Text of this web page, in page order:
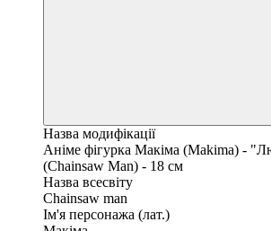
Назва модифікації
Аніме фігурка Макіма (Makima) -
(Chainsaw Man) - 18 см
Назва всесвіту
Chainsaw man
Ім'я персонажа (лат.)